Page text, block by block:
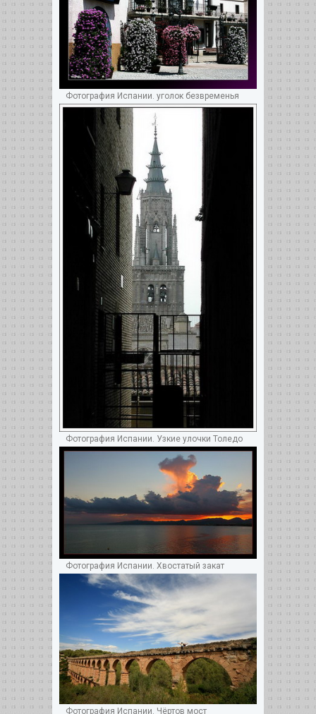
Фотография Испании. уголок безвременья
Фотография Испании. Узкие улочки Толедо
Фотография Испании. Хвостатый закат
Фотография Испании. Чёртов мост